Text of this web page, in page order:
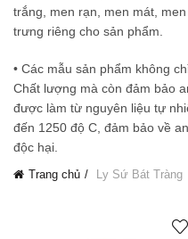
trắng, men rạn, men mát,
trưng riêng cho sản phẩm.
• Các mẫu sản phẩm không
Chất lượng mà còn đảm bảo
được làm từ nguyên liệu tự
đến 1250 độ C, đảm bảo về
độc hại.
Trang chủ Ly Sứ Bát Tràng